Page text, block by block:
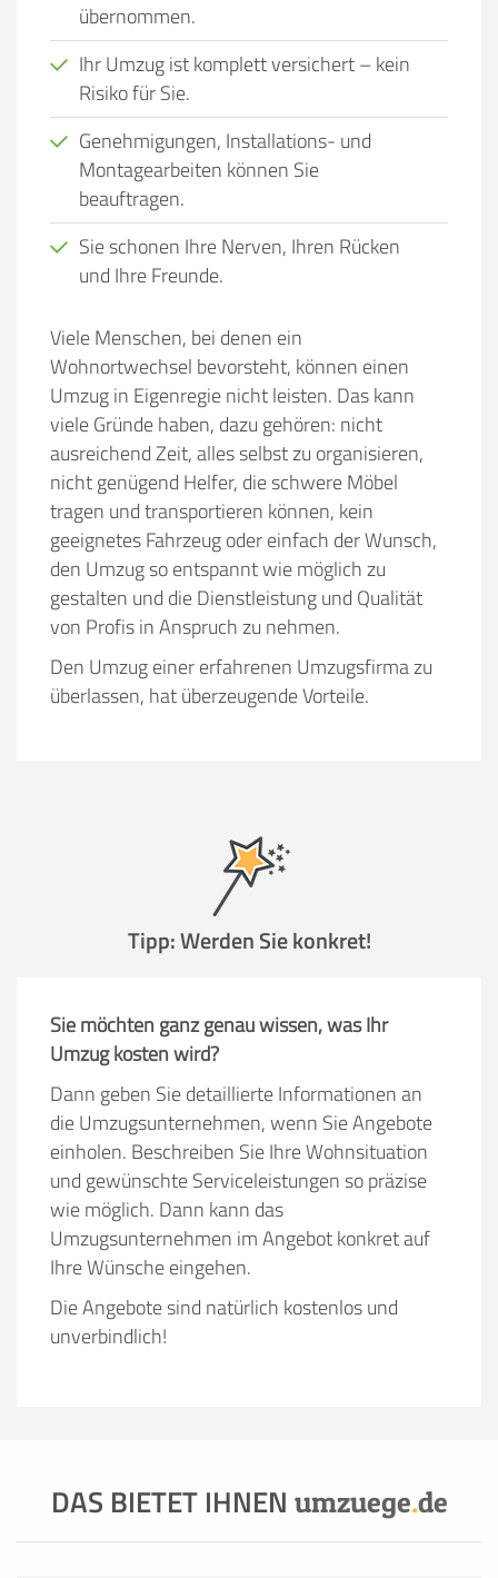
übernommen.
Ihr Umzug ist komplett versichert – kein
Risiko für Sie.
Genehmigungen, Installations- und
Montagearbeiten können Sie
beauftragen.
Sie schonen Ihre Nerven, Ihren Rücken
und Ihre Freunde.
Viele Menschen, bei denen ein
Wohnortwechsel bevorsteht, können einen
Umzug in Eigenregie nicht leisten. Das kann
viele Gründe haben, dazu gehören: nicht
ausreichend Zeit, alles selbst zu organisieren,
nicht genügend Helfer, die schwere Möbel
tragen und transportieren können, kein
geeignetes Fahrzeug oder einfach der Wunsch,
den Umzug so entspannt wie möglich zu
gestalten und die Dienstleistung und Qualität
von Profis in Anspruch zu nehmen.
Den Umzug einer erfahrenen Umzugsfirma zu
überlassen, hat überzeugende Vorteile.
Tipp: Werden Sie konkret!
Sie möchten ganz genau wissen, was Ihr
Umzug kosten wird?
Dann geben Sie detaillierte Informationen an
die Umzugsunternehmen, wenn Sie Angebote
einholen. Beschreiben Sie Ihre Wohnsituation
und gewünschte Serviceleistungen so präzise
wie möglich. Dann kann das
Umzugsunternehmen im Angebot konkret auf
Ihre Wünsche eingehen.
Die Angebote sind natürlich kostenlos und
unverbindlich!
DAS BIETET IHNEN umzuege.de